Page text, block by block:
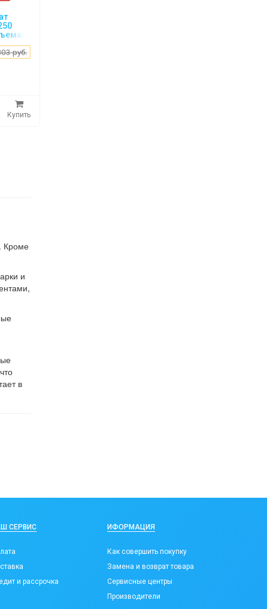
руб.
Купить
Кроме
и
в
СЕРВИС
и рассрочка
ИФОРМАЦИЯ
Как совершить покупку
Замена и возврат товара
Сервисные центры
Производители